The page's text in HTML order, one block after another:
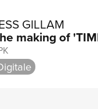
GILLAM
making of